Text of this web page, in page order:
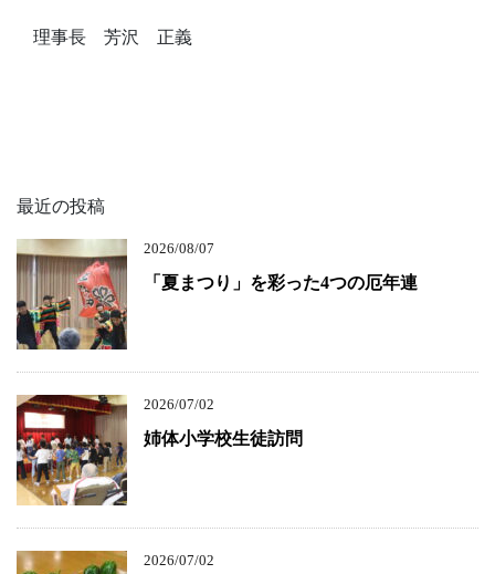
理事長 芳沢 正義
最近の投稿
2026/08/07
「夏まつり」を彩った4つの厄年連
2026/07/02
姉体小学校生徒訪問
2026/07/02